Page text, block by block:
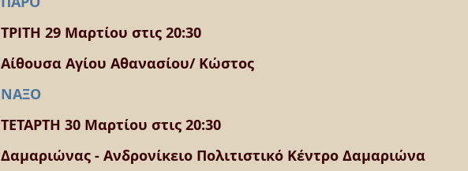
ΤΡΙΤΗ 29 Μαρτίου στις 20:30
Αίθουσα Αγίου Αθανασίου/ Κώστος
ΝΑΞΟ
ΤΕΤΑΡΤΗ 30 Μαρτίου στις 20:30
Δαμαριώνας - Ανδρονίκειο Πολιτιστικό Κέντρο Δαμαριώνα